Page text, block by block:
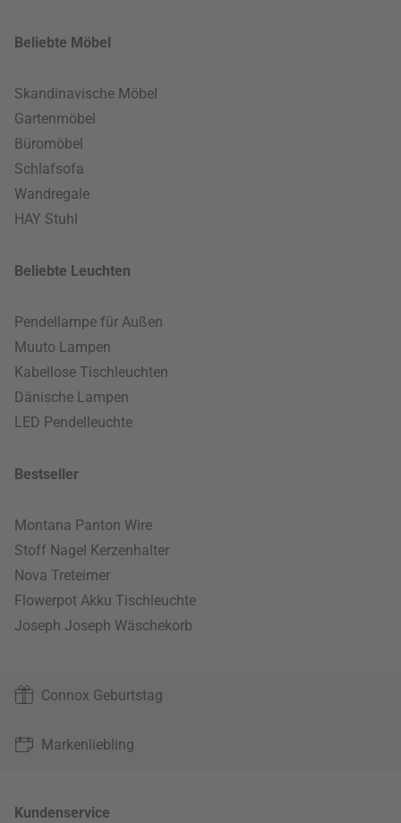
Beliebte Möbel
Skandinavische Möbel
Gartenmöbel
Büromöbel
Schlafsofa
Wandregale
HAY Stuhl
Beliebte Leuchten
Pendellampe für Außen
Muuto Lampen
Kabellose Tischleuchten
Dänische Lampen
LED Pendelleuchte
Bestseller
Montana Panton Wire
Stoff Nagel Kerzenhalter
Nova Treteimer
Flowerpot Akku Tischleuchte
Joseph Joseph Wäschekorb
Connox Geburtstag
Markenliebling
Kundenservice